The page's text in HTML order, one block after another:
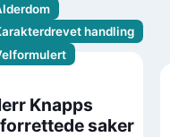
handling
Knapps
saker